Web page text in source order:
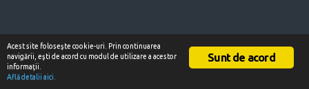
Sunt de acord
Acest site foloseşte cookie-uri. Prin continuarea
navigării, eşti de acord cu modul de utilizare a acestor
informaţii.
Află detalii aici.